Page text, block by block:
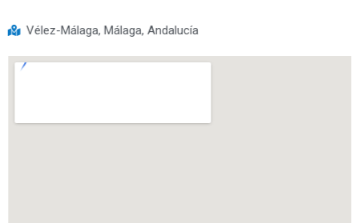
Vélez-Málaga, Málaga, Andalucía